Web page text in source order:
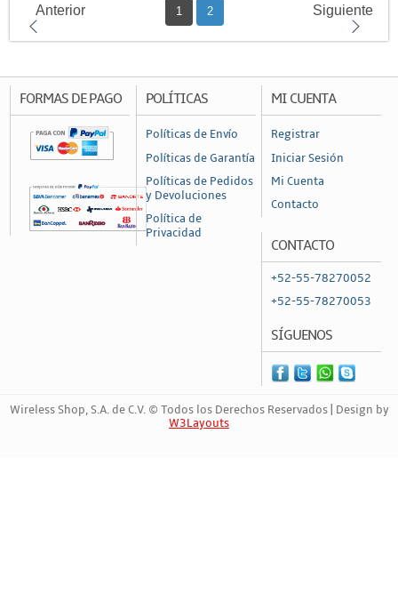
Anterior 1 2 Siguiente
FORMAS DE PAGO POLÍTICAS
Políticas de Envío
Políticas de Garantía
Políticas de Pedidos
y Devoluciones
Política de
Privacidad
MI CUENTA
Registrar
Iniciar Sesión
Mi Cuenta
Contacto
CONTACTO
+52-55-78270052
+52-55-78270053
SÍGUENOS
Wireless Shop, S.A. de C.V. © Todos los Derechos Reservados | Design by
W3Layouts